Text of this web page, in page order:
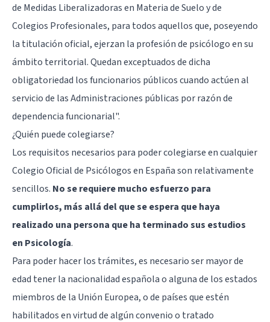
de Medidas Liberalizadoras en Materia de Suelo y de
Colegios Profesionales, para todos aquellos que, poseyendo
la titulación oficial, ejerzan la profesión de psicólogo en su
ámbito territorial. Quedan exceptuados de dicha
obligatoriedad los funcionarios públicos cuando actúen al
servicio de las Administraciones públicas por razón de
dependencia funcionarial".
¿Quién puede colegiarse?
Los requisitos necesarios para poder colegiarse en cualquier
Colegio Oficial de Psicólogos en España son relativamente
sencillos. No se requiere mucho esfuerzo para
cumplirlos, más allá del que se espera que haya
realizado una persona que ha terminado sus estudios
en Psicología.
Para poder hacer los trámites, es necesario ser mayor de
edad tener la nacionalidad española o alguna de los estados
miembros de la Unión Europea, o de países que estén
habilitados en virtud de algún convenio o tratado